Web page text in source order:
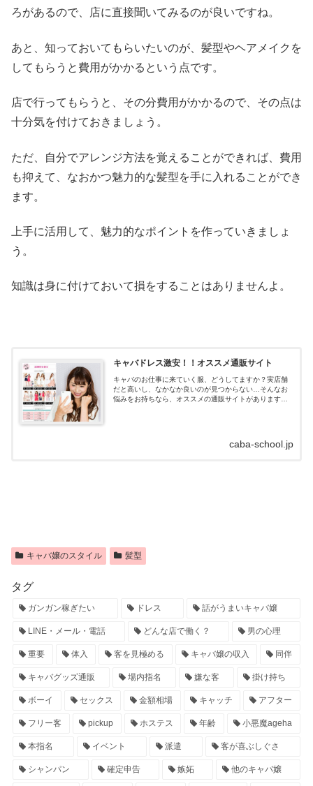
ろがあるので、店に直接聞いてみるのが良いですね。
あと、知っておいてもらいたいのが、髪型やヘアメイクを
してもらうと費用がかかるという点です。
店で行ってもらうと、その分費用がかかるので、その点は
十分気を付けておきましょう。
ただ、自分でアレンジ方法を覚えることができれば、費用
も抑えて、なおかつ魅力的な髪型を手に入れることができ
ます。
上手に活用して、魅力的なポイントを作っていきましょ
う。
知識は身に付けておいて損をすることはありませんよ。
キャバドレス激安！！オススメ通販サイト
キャバのお仕事に来ていく服、どうしてますか？実店舗
だと高いし、なかなか良いのが見つからない…そんなお
悩みをお持ちなら、オススメの通販サイトがあります！
caba-school.jp
キャバ嬢のスタイル 髪型
タグ
ガンガン稼ぎたい ドレス 話がうまいキャバ嬢
LINE・メール・電話 どんな店で働く？ 男の心理
重要 体入 客を見極める キャバ嬢の収入 同伴
キャバグッズ通販 場内指名 嫌な客 掛け持ち
ボーイ セックス 金額相場 キャッチ アフター
フリー客 pickup ホステス 年齢 小悪魔ageha
本指名 イベント 派遣 客が喜ぶしぐさ
シャンパン 確定申告 嫉妬 他のキャバ嬢